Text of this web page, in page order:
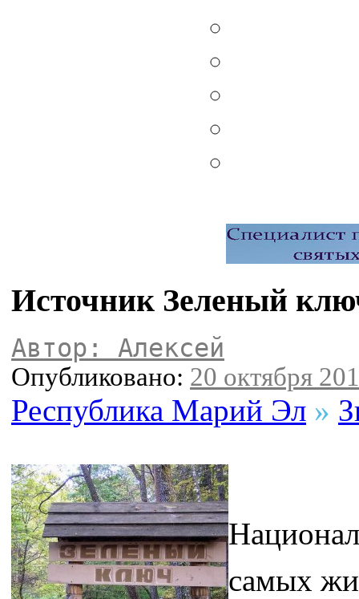
Источник Зеленый
Автор: Алексей
Опубликовано: 20 октября
Республика Марий Эл »
самых